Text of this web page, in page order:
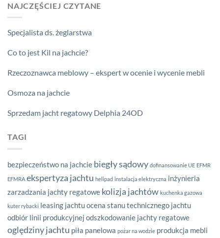
NAJCZĘŚCIEJ CZYTANE
Specjalista ds. żeglarstwa
Co to jest Kil na jachcie?
Rzeczoznawca meblowy – ekspert w ocenie i wycenie mebli
Osmoza na jachcie
Sprzedam jacht regatowy Delphia 24OD
TAGI
bezpieczeństwo na jachcie biegły sądowy dofinansowanie UE EFMR
EFMRA ekspertyza jachtu helipad instalacja elektryczna inżynieria
zarzadzania jachty regatowe kolizja jachtów kuchenka gazowa
kuter rybacki leasing jachtuocena stanu technicznego jachtu
odbiór linii produkcyjnej odszkodowanie jachty regatowe
oględziny jachtu piła panelowa pożar na wodzie produkcja mebli